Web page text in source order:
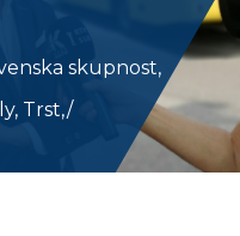
skupnost,
Trst,/